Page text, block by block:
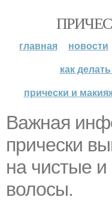
главная новости
как
прически и
Важная
прически
на чистые
волосы.